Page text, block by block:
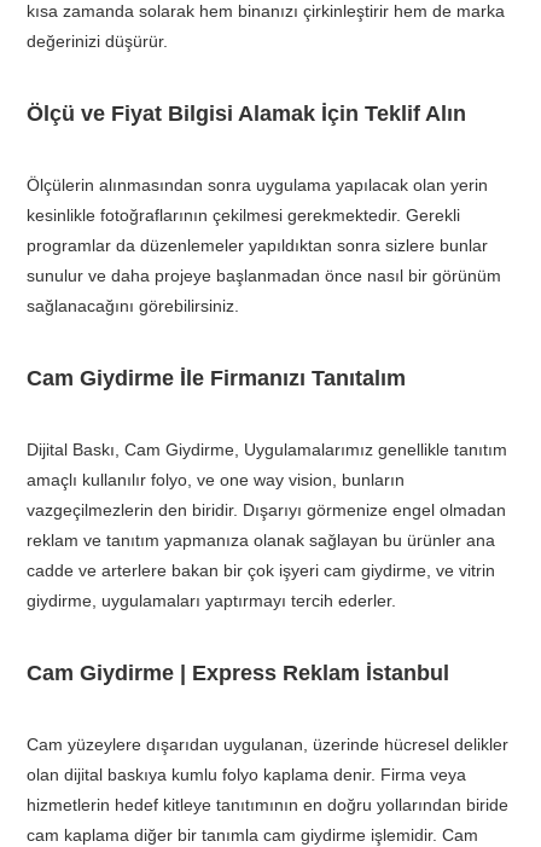
kısa zamanda solarak hem binanızı çirkinleştirir hem de marka
değerinizi düşürür.
Ölçü ve Fiyat Bilgisi Alamak İçin Teklif Alın
Ölçülerin alınmasından sonra uygulama yapılacak olan yerin
kesinlikle fotoğraflarının çekilmesi gerekmektedir. Gerekli
programlar da düzenlemeler yapıldıktan sonra sizlere bunlar
sunulur ve daha projeye başlanmadan önce nasıl bir görünüm
sağlanacağını görebilirsiniz.
Cam Giydirme İle Firmanızı Tanıtalım
Dijital Baskı, Cam Giydirme, Uygulamalarımız genellikle tanıtım
amaçlı kullanılır folyo, ve one way vision, bunların
vazgeçilmezlerin den biridir. Dışarıyı görmenize engel olmadan
reklam ve tanıtım yapmanıza olanak sağlayan bu ürünler ana
cadde ve arterlere bakan bir çok işyeri cam giydirme, ve vitrin
giydirme, uygulamaları yaptırmayı tercih ederler.
Cam Giydirme | Express Reklam İstanbul
Cam yüzeylere dışarıdan uygulanan, üzerinde hücresel delikler
olan dijital baskıya kumlu folyo kaplama denir. Firma veya
hizmetlerin hedef kitleye tanıtımının en doğru yollarından biride
cam kaplama diğer bir tanımla cam giydirme işlemidir. Cam